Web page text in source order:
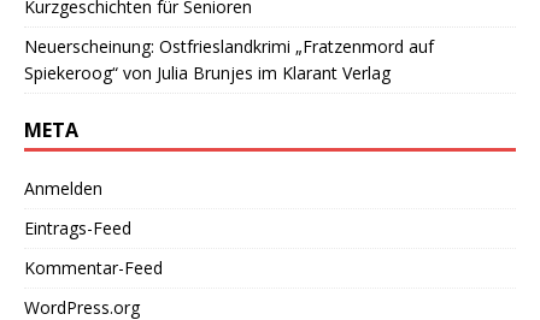
Kurzgeschichten für Senioren
Neuerscheinung: Ostfrieslandkrimi „Fratzenmord auf
Spiekeroog“ von Julia Brunjes im Klarant Verlag
META
Anmelden
Eintrags-Feed
Kommentar-Feed
WordPress.org